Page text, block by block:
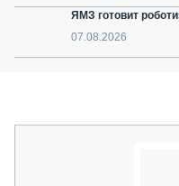
ЯМЗ готовит
07.08.2026